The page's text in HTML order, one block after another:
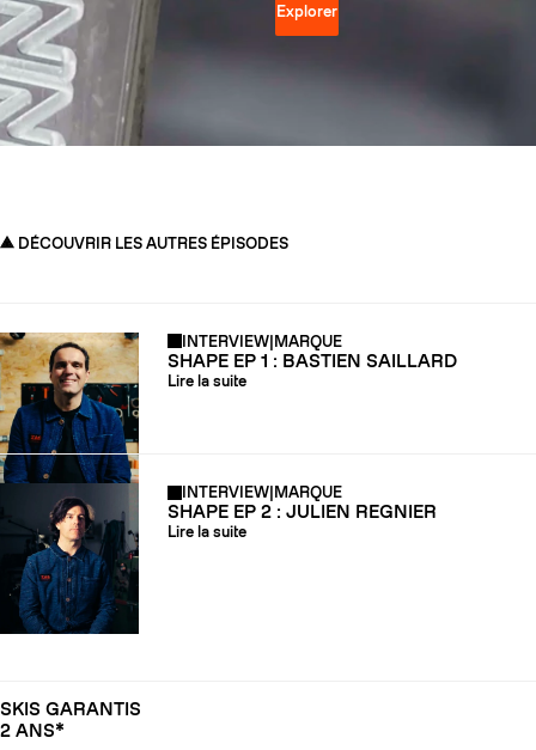
Explorer
DÉCOUVRIR LES AUTRES ÉPISODES
INTERVIEW|MARQUE
SHAPE EP 1 : BASTIEN SAILLARD
Lire la suite
INTERVIEW MARQUE
SHAPE EP 2 : JULIEN REGNIER
Lire la suite
SKIS GARANTIS
2 ANS*